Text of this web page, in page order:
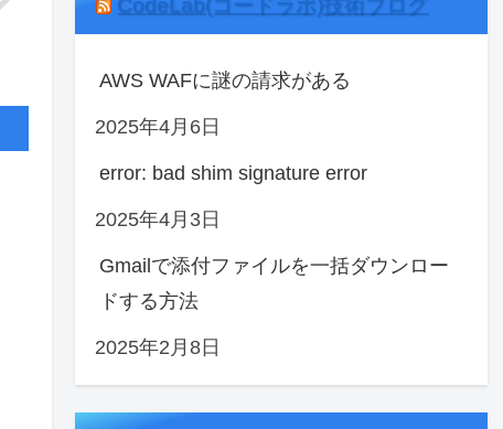
AWS WAFに謎の請求がある
2025年4月6日
error: bad shim signature error
2025年4月3日
Gmailで添付ファイルを一括ダウンロー
ドする方法
2025年2月8日